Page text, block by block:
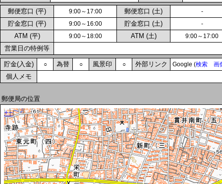
郵便窓口 (平) 9:00～17:00 郵便窓口 (土) -
貯金窓口 (平) 9:00～16:00 貯金窓口 (土) -
ATM (平) 9:00～18:00 ATM (土) 9:00～17:00
営業日の特例等
貯金(入金) ○ 為替 ○ 風景印 ○ 外部リンク Google (検索 画
個人メモ
郵便局の位置